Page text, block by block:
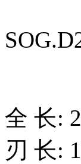
全 长:
刃 长: